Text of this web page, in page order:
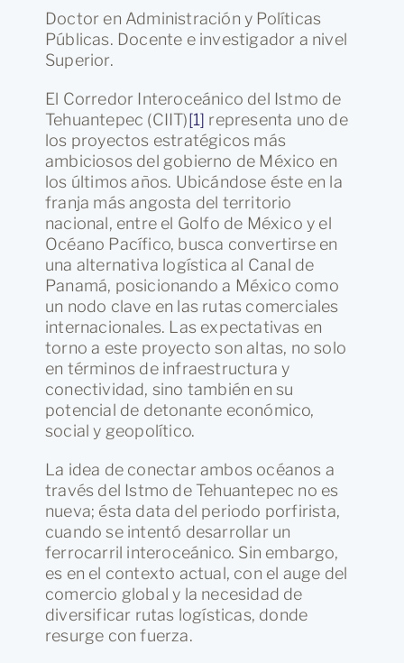
Doctor en Administración y Políticas
Públicas. Docente e investigador a nivel
Superior.
El Corredor Interoceánico del Istmo de
Tehuantepec (CIIT)[1] representa uno de
los proyectos estratégicos más
ambiciosos del gobierno de México en
los últimos años. Ubicándose éste en la
franja más angosta del territorio
nacional, entre el Golfo de México y el
Océano Pacífico, busca convertirse en
una alternativa logística al Canal de
Panamá, posicionando a México como
un nodo clave en las rutas comerciales
internacionales. Las expectativas en
torno a este proyecto son altas, no solo
en términos de infraestructura y
conectividad, sino también en su
potencial de detonante económico,
social y geopolítico.
La idea de conectar ambos océanos a
través del Istmo de Tehuantepec no es
nueva; ésta data del periodo porfirista,
cuando se intentó desarrollar un
ferrocarril interoceánico. Sin embargo,
es en el contexto actual, con el auge del
comercio global y la necesidad de
diversificar rutas logísticas, donde
resurge con fuerza.